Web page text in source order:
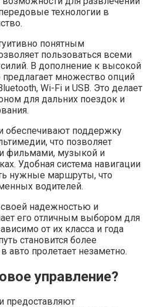
технологии в
понятным
пользоваться всеми
В дополнение к высокой
предлагает множество опций
Wi-Fi и USB. Это делает
для дальних поездок и
поддержку
что позволяет
фильмами, музыкой и
Удобная система навигации
нужные маршруты, что
водителей.
своей надежностью и
его отличным выбором для
от их класса и года
становится более
авто пролетает незаметно.
управление?
предоставляют